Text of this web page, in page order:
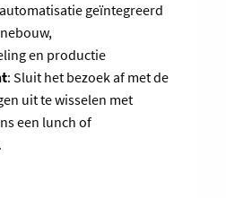
geïntegreerd
en productie
: Sluit het bezoek af met de
uit te wisselen met
een lunch of